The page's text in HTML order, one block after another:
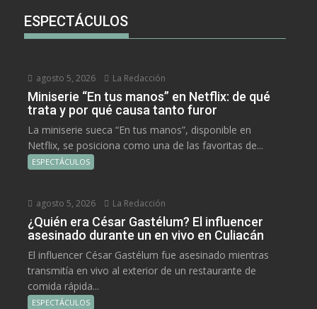
ESPECTÁCULOS
agosto 5, 2026 La Redacción
Miniserie “En tus manos” en Netflix: de qué
trata y por qué causa tanto furor
La miniserie sueca “En tus manos”, disponible en
Netflix, se posiciona como una de las favoritas de...
ESPECTÁCULOS
agosto 5, 2026 La Redacción
¿Quién era César Gastélum? El influencer
asesinado durante un en vivo en Culiacán
El influencer César Gastélum fue asesinado mientras
transmitía en vivo al exterior de un restaurante de
comida rápida...
ESPECTÁCULOS